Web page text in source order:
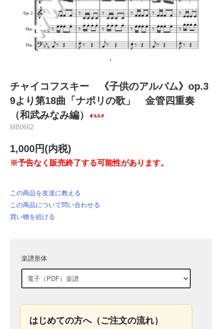
チャイコフスキー 《子供のアルバム》op.3
9より第18曲「ナポリの歌」 金管四重奏
（和武みなみ編）
MB0662
1,000円(内税)
※予告なく販売終了する可能性があります。
この商品を友達に教える
この商品について問い合わせる
買い物を続ける
楽譜形体
はじめての方へ（ご注文の流れ）